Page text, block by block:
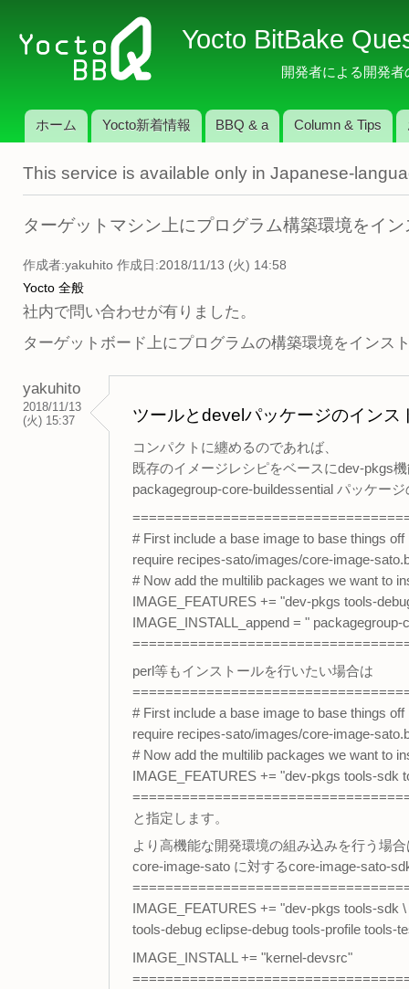
イ
コ
テ
ツ
に
移
Yocto BitBake
開発者による開発
メインメニュー
ホーム Yocto新着情報 BBQ & a Column & Tips
This service is available only in Japanese-
ターゲットマシン上にプログラム構築環境をイ
作成者:yakuhito 作成日:2018/11/13 (火) 14:58
Yocto 全般
社内で問い合わせが有りました。
ターゲットボード上にプログラムの構築環境をインス
yakuhito
2018/11/13
(火) 15:37
ツールとdevelパッケージのイン
コンパクトに纏めるのであれば、
既存のイメージレシピをベースにdev-pkgs
packagegroup-core-buildessential パッケー
# First include a base image to base things off
require recipes-sato/images/core-image-
# Now add the multilib packages we want to
IMAGE_FEATURES += "dev-pkgs tools-
IMAGE_INSTALL_append = " packagegroup-
perl等もインストールを行いたい場合は
# First include a base image to base things off
require recipes-sato/images/core-image-
# Now add the multilib packages we want to
IMAGE_FEATURES += "dev-pkgs tools-sdk
と指定します。
より高機能な開発環境の組み込みを行う場
core-image-sato に対するcore-image-sato-
IMAGE_FEATURES += "dev-pkgs tools-sdk \
tools-debug eclipse-debug tools-profile tools-
IMAGE_INSTALL += "kernel-devsrc"